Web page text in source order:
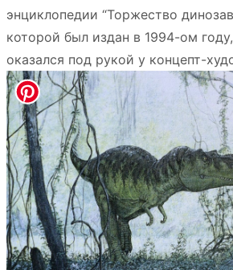
энциклопедии “Торжество
которой был издан в 1994-ом
оказался под рукой у концепт-